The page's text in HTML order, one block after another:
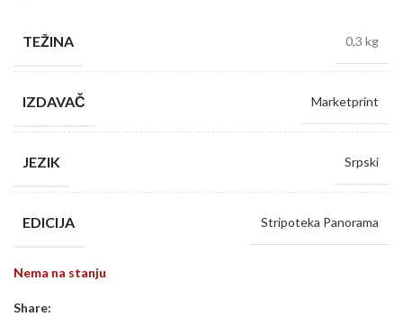
TEŽINA 0,3 kg
IZDAVAČ Marketprint
JEZIK Srpski
EDICIJA Stripoteka Panorama
Nema na stanju
Share: